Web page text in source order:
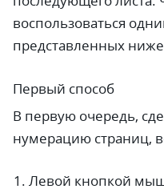
воспользоваться
представленных
Первый способ
В первую очередь,
нумерацию страниц,
Левой кнопкой